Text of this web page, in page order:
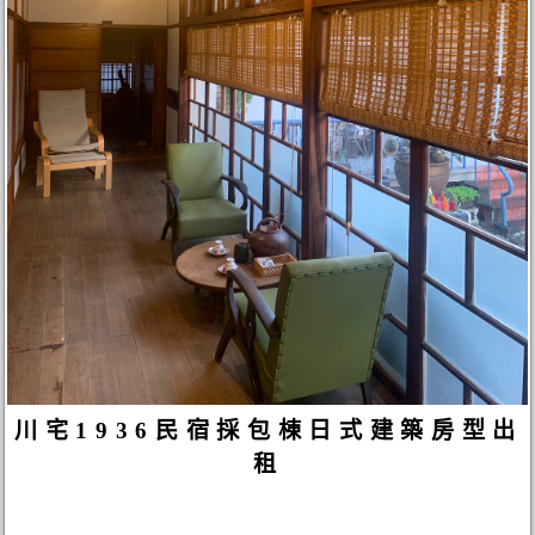
川宅1936民宿採包棟日式建築房型出
租